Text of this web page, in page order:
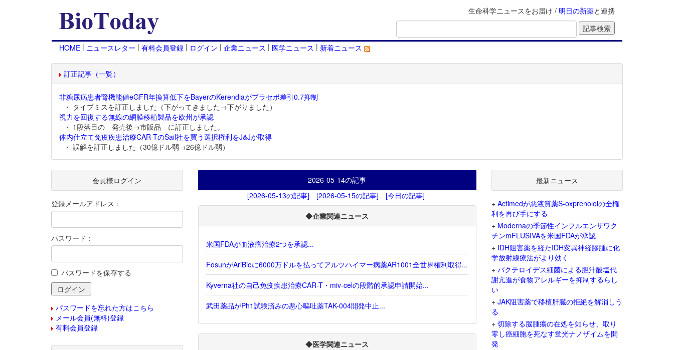
生命科学ニュースをお届け / 明日の新薬と連携
HOME | ニュースレター | 有料会員登録 | ログイン | 企業ニュース | 医学ニュース | 新着ニュース
訂正記事（一覧）
非糖尿病患者腎機能値eGFR年換算低下をBayerのKerendiaがプラセボ差引0.7抑制
・ タイプミスを訂正しました（下がってきました→下がりました）
視力を回復する無線の網膜移植製品を欧州が承認
・ 1段落目の 発売後→市販品 に訂正しました。
体内仕立て免疫疾患治療CAR-TのSail社を買う選択権利をJ&Jが取得
・ 誤解を訂正しました（30億ドル弱→26億ドル弱）
2026-05-14の記事
[2026-05-13の記事]
[2026-05-15の記事] [今日の記事]
◆企業関連ニュース
米国FDAが血液癌治療2つを承認...
FosunがAriBioに6000万ドルを払ってアルツハイマー病薬AR1001全世界権利取得...
Kyverna社の自己免疫疾患治療CAR-T・miv-celの段階的承認申請開始...
武田薬品がPh1試験済みの悪心嘔吐薬TAK-004開発中止...
◆医学関連ニュース
会員様ログイン
登録メールアドレス：
パスワード：
パスワードを保存する
パスワードを忘れた方はこちら
メール会員(無料)登録
有料会員登録
最新ニュース
+ Actimedが悪液質薬S-oxprenololの全権
利を再び手にする
+ Modernaの季節性インフルエンザワク
チンmFLUSIVAを米国FDAが承認
+ IDH阻害薬を経たIDH変異神経膠腫に化
学放射線療法がより効く
+ バクテロイデス細菌による胆汁酸塩代
謝亢進が食物アレルギーを抑制するらし
い
+ JAK阻害薬で移植肝臓の拒絶を解消しう
る
+ 切除する脳腫瘍の在処を知らせ、取り
零し癌細胞を死なす蛍光ナノザイムを開
発